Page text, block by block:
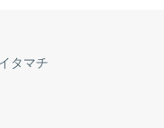
タマチ